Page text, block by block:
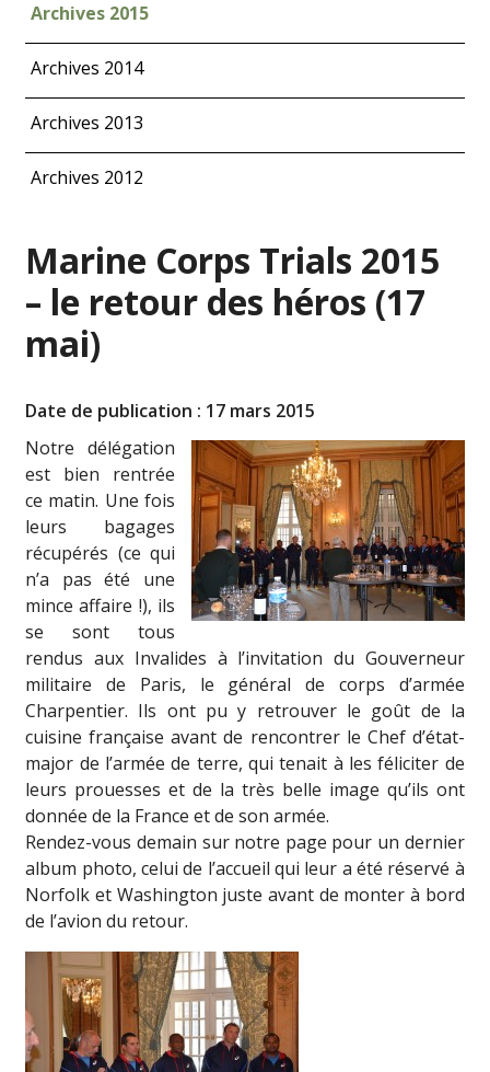
Archives 2015
Archives 2014
Archives 2013
Archives 2012
Marine Corps Trials 2015
– le retour des héros (17
mai)
Date de publication : 17 mars 2015
Notre délégation
est bien rentrée
ce matin. Une fois
leurs bagages
récupérés (ce qui
n’a pas été une
mince affaire !), ils
se sont tous
rendus aux Invalides à l’invitation du Gouverneur
militaire de Paris, le général de corps d’armée
Charpentier. Ils ont pu y retrouver le goût de la
cuisine française avant de rencontrer le Chef d’état-
major de l’armée de terre, qui tenait à les féliciter de
leurs prouesses et de la très belle image qu’ils ont
donnée de la France et de son armée.
Rendez-vous demain sur notre page pour un dernier
album photo, celui de l’accueil qui leur a été réservé à
Norfolk et Washington juste avant de monter à bord
de l’avion du retour.